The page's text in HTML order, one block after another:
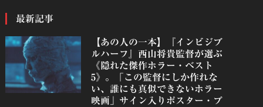
最新記事
【あの人の一本】『インビジブ
ルハーフ』⻄⼭将貴監督が選ぶ
《隠れた傑作ホラー・ベスト
5》。「この監督にしか作れな
い、誰にも真似できないホラー
映画」サイン入りポスター・プ